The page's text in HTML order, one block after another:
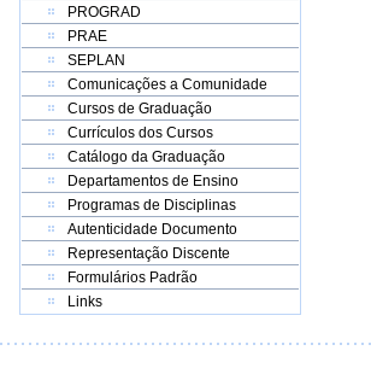
PROGRAD
PRAE
SEPLAN
Comunicações a Comunidade
Cursos de Graduação
Currículos dos Cursos
Catálogo da Graduação
Departamentos de Ensino
Programas de Disciplinas
Autenticidade Documento
Representação Discente
Formulários Padrão
Links